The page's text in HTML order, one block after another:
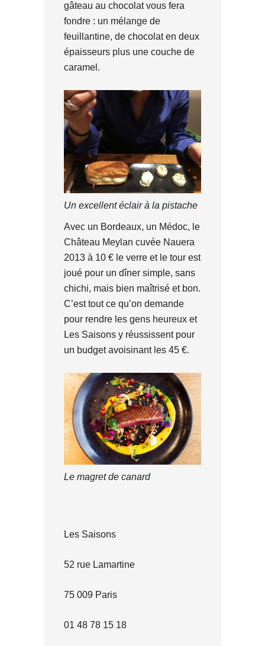
gâteau au chocolat vous fera
fondre : un mélange de
feuillantine, de chocolat en deux
épaisseurs plus une couche de
caramel.
Un excellent éclair à la pistache
Avec un Bordeaux, un Médoc, le
Château Meylan cuvée Nauera
2013 à 10 € le verre et le tour est
joué pour un dîner simple, sans
chichi, mais bien maîtrisé et bon.
C’est tout ce qu’on demande
pour rendre les gens heureux et
Les Saisons y réussissent pour
un budget avoisinant les 45 €.
Le magret de canard
Les Saisons
52 rue Lamartine
75 009 Paris
01 48 78 15 18